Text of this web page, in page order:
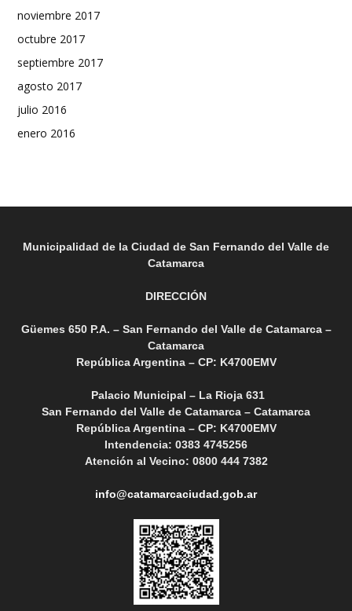
noviembre 2017
octubre 2017
septiembre 2017
agosto 2017
julio 2016
enero 2016
Municipalidad de la Ciudad de San Fernando del Valle de
Catamarca
DIRECCIÓN
Güemes 650 P.A. – San Fernando del Valle de Catamarca –
Catamarca
República Argentina – CP: K4700EMV
Palacio Municipal – La Rioja 631
San Fernando del Valle de Catamarca – Catamarca
República Argentina – CP: K4700EMV
Intendencia: 0383 4745256
Atención al Vecino: 0800 444 7382
info@catamarcaciudad.gob.ar